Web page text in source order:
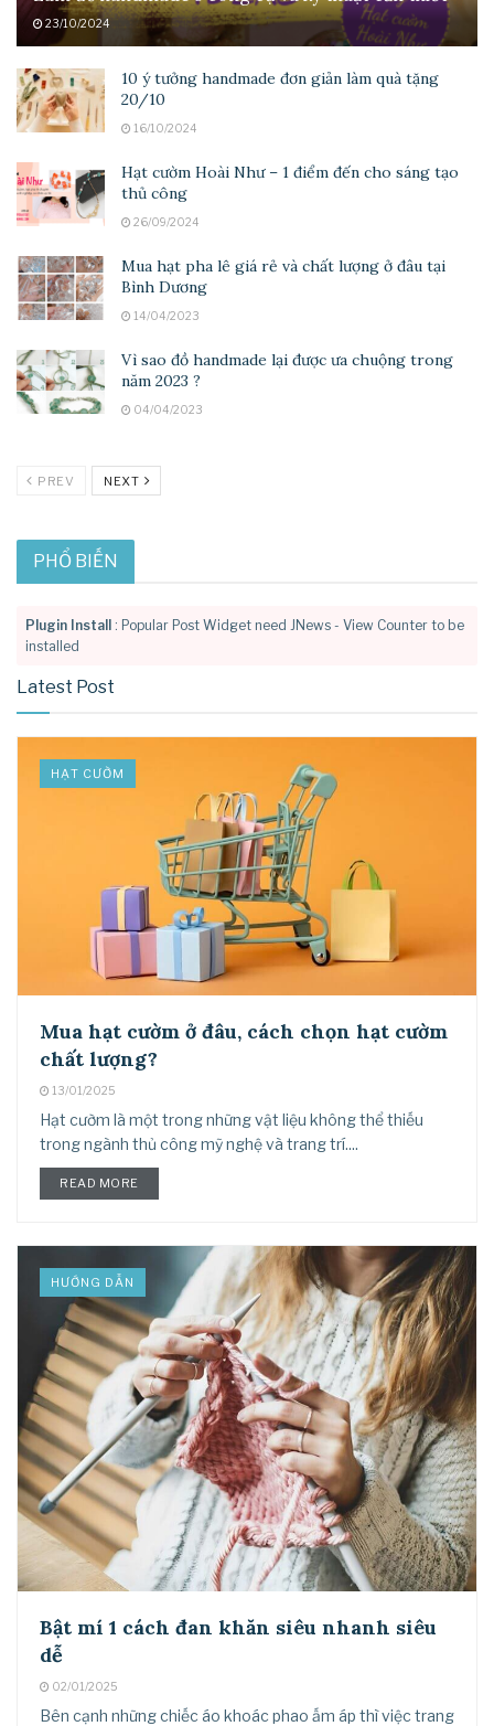
23/10/2024
10 ý tưởng handmade đơn giản làm quà tặng
20/10
16/10/2024
Hạt cườm Hoài Như – 1 điểm đến cho sáng tạo
thủ công
26/09/2024
Mua hạt pha lê giá rẻ và chất lượng ở đâu tại
Bình Dương
14/04/2023
Vì sao đồ handmade lại được ưa chuộng trong
năm 2023 ?
04/04/2023
PREV NEXT
PHỔ BIẾN
Plugin Install
: Popular Post Widget need JNews - View Counter to be
installed
Latest Post
HẠT CƯỜM
Mua hạt cườm ở đâu, cách chọn hạt cườm
chất lượng?
13/01/2025
Hạt cườm là một trong những vật liệu không thể thiếu
trong ngành thủ công mỹ nghệ và trang trí....
READ MORE
HƯỚNG DẪN
Bật mí 1 cách đan khăn siêu nhanh siêu
dễ
02/01/2025
Bên cạnh những chiếc áo khoác phao ấm áp thì việc trang